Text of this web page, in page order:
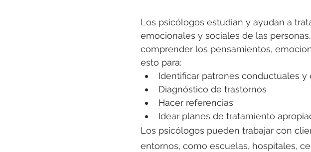
Los psicólogos estudian y ayudan a
emocionales y sociales de las
comprender los pensamientos,
esto para:
Identificar patrones conductuales y
Diagnóstico de trastornos
Hacer referencias
Idear planes de tratamiento
Los psicólogos pueden trabajar con
entornos, como escuelas, hospitales,